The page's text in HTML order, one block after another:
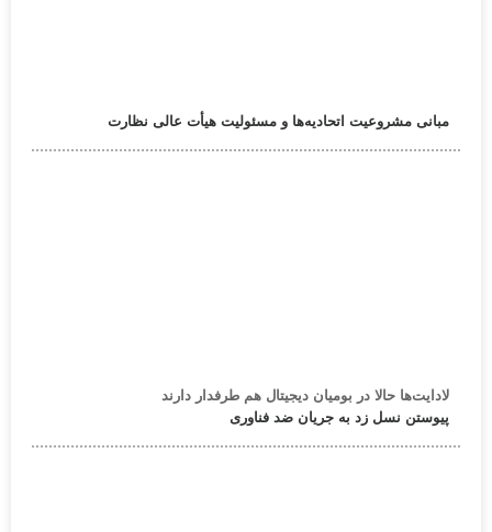
مبانی مشروعیت اتحادیه‌ها و مسئولیت هیأت عالی نظارت
لادایت‌ها حالا در بومیان دیجیتال هم طرفدار دارند
پیوستن نسل زد به جریان ضد فناوری